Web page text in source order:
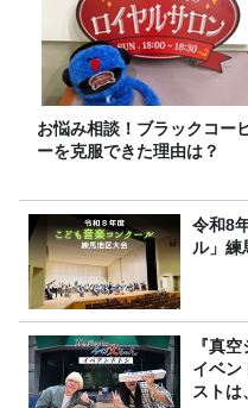
お悩み相談！ブラックコー
ーを克服できた理由は？
令和8
ル」練
『真
イベン
ストは